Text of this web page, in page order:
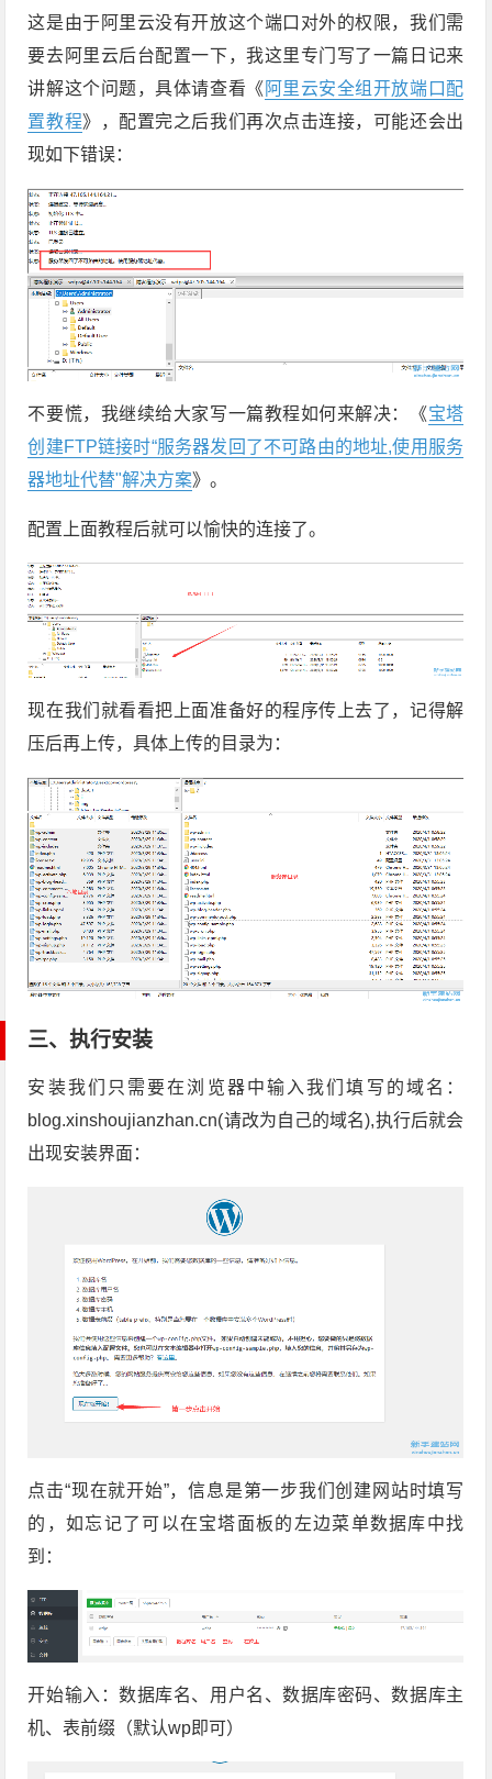
这是由于阿里云没有开放这个端口对外的权限，我们需
要去阿里云后台配置一下，我这里专门写了一篇日记来
讲解这个问题，具体请查看《 阿里云安全组开放端口配
置教程》，配置完之后我们再次点击连接，可能还会出
现如下错误：
不要慌，我继续给大家写一篇教程如何来解决：《宝塔
创建FTP链接时“服务器发回了不可路由的地址,使用服务
器地址代替"解决方案》。
配置上面教程后就可以愉快的连接了。
现在我们就看看把上面准备好的程序传上去了，记得解
压后再上传，具体上传的目录为：
三、执行安装
安装我们只需要在浏览器中输入我们填写的域名：
blog.xinshoujianzhan.cn(请改为自己的域名),执行后就会
出现安装界面：
点击“现在就开始”，信息是第一步我们创建网站时填写
的，如忘记了可以在宝塔面板的左边菜单数据库中找
到：
开始输入：数据库名、用户名、数据库密码、数据库主
机、表前缀（默认wp即可）